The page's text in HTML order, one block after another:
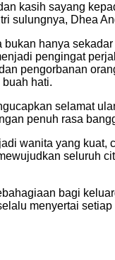
kasih sayang
sulungnya, Dhea
bukan hanya
pengingat
pengorbanan
hati.
selamat
penuh rasa
wanita yang kuat,
seluruh
bagi
menyertai setiap